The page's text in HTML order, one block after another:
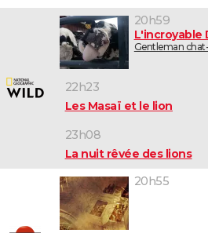
20h59
L'incroyable
Gentleman
22h23
Les Masaï et le lion
23h08
La nuit rêvée des lions
20h55